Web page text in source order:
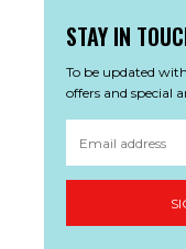
STAY IN
To be updated
offers and special